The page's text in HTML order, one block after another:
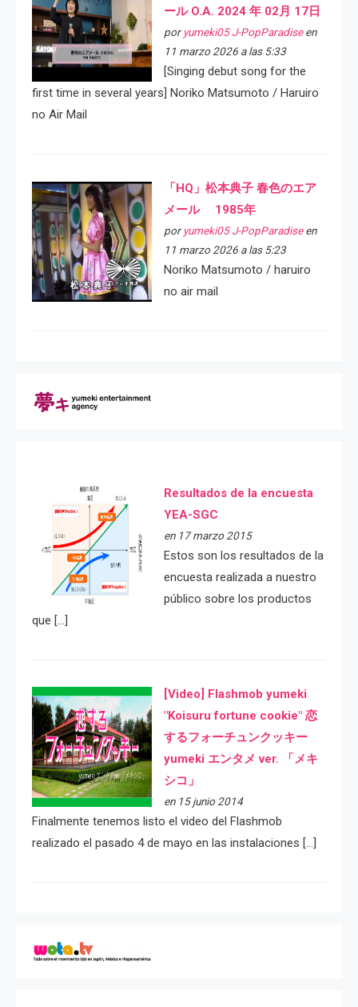
ール O.A. 2024 年 02月 17日
por yumeki05 J-PopParadiseen
11 marzo 2026 a las 5:33
[Singing debut song for the
first time in several years] Noriko Matsumoto / Haruiro
no Air Mail
「HQ」松本典子 春色のエア
メール 1985年
por yumeki05 J-PopParadiseen
11 marzo 2026 a las 5:23
Noriko Matsumoto / haruiro
no air mail
Resultados de la encuesta
YEA-SGC
en 17 marzo 2015
Estos son los resultados de la
encuesta realizada a nuestro
público sobre los productos
que […]
[Video] Flashmob yumeki
"Koisuru fortune cookie" 恋
するフォーチュンクッキー
yumeki エンタメ ver. 「メキ
シコ」
en 15 junio 2014
Finalmente tenemos listo el video del Flashmob
realizado el pasado 4 de mayo en las instalaciones […]